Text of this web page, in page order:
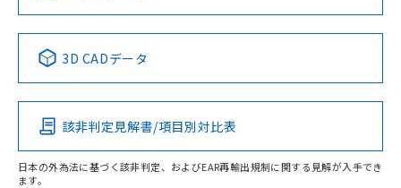
Pb Hg Cd Cr(VI)
O
No No No No
この製品の規格認証/適合状況ページへ
その他の認証はこちらのページからご検索ください
3D CADデータ
該非判定見解書/項目別対比表
日本の外為法に基づく該非判定、およびEAR再輸出規制に関する見解が入手でき
ます。